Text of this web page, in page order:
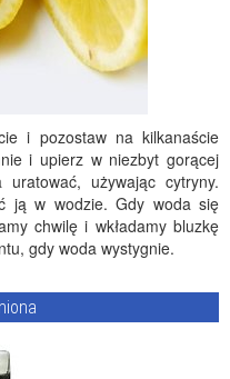
i pozostaw na kilkanaście
i upierz w niezbyt gorącej
uratować, używając cytryny.
ją w wodzie. Gdy woda się
chwilę i wkładamy bluzkę
gdy woda wystygnie.